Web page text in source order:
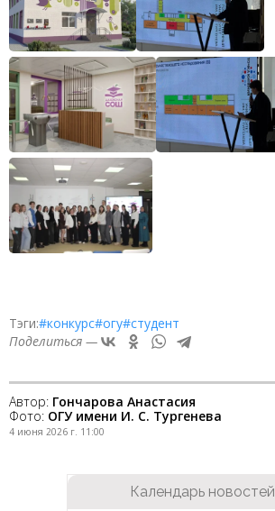
Тэги:#конкурс#огу#студент
Поделиться —
Автор: Гончарова Анастасия
Фото: ОГУ имени И. С. Тургенева
4 июня 2026 г. 11:00
Календарь новостей